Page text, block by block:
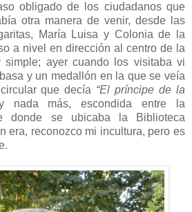
obligado de los ciudadanos que
otra manera de venir, desde las
María Luisa y Colonia de la
a nivel en dirección al centro de la
simple; ayer cuando los visitaba vi
y un medallón en la que se veía
que decía “El príncipe de la
nada más, escondida entre la
donde se ubicaba la Biblioteca
era, reconozco mi incultura, pero es